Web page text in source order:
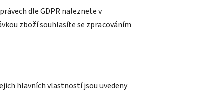
dle GDPR naleznete v
zboží souhlasíte se zpracováním
hlavních vlastností jsou uvedeny